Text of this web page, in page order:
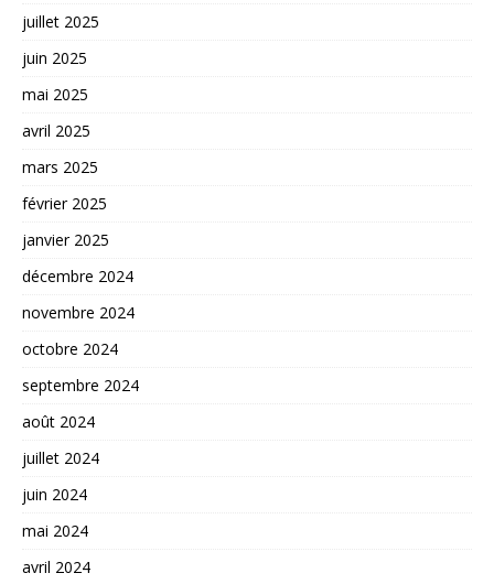
juillet 2025
juin 2025
mai 2025
avril 2025
mars 2025
février 2025
janvier 2025
décembre 2024
novembre 2024
octobre 2024
septembre 2024
août 2024
juillet 2024
juin 2024
mai 2024
avril 2024